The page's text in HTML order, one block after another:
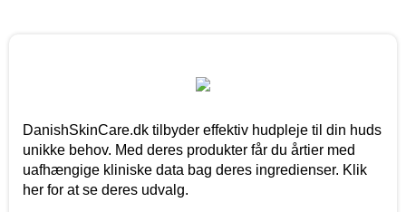
DanishSkinCare.dk tilbyder effektiv hudpleje til din huds
unikke behov. Med deres produkter får du årtier med
uafhængige kliniske data bag deres ingredienser. Klik
her for at se deres udvalg.